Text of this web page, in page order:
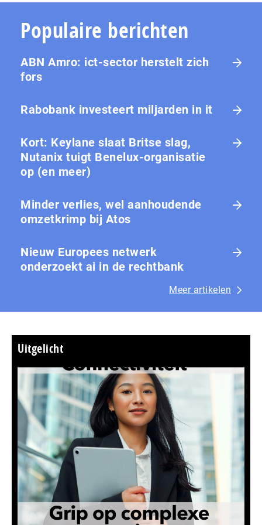
Populaire berichten
ABN Amro: ict-sector herstelt zich
fors
Rabobank investeert miljarden in it
Kort: Keylane slaat Britse slag,
Nutanix tuigt Benelux-organisatie
op (en meer)
Minder verlies, wel aanhoudende
omzetkrimp bij Atos
Nieuw Europees netwerk
onderzoekt ai in de rechtbank
Meer artikelen
Uitgelicht